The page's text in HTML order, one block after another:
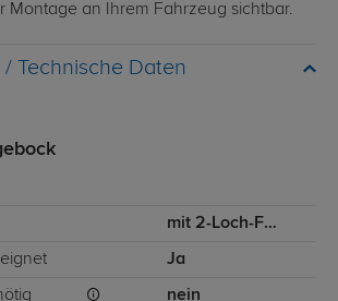
Montage an Ihrem Fahrzeug sichtbar.
Technische Daten
mit 2-Loch-Flanschkugel
Ja
nein